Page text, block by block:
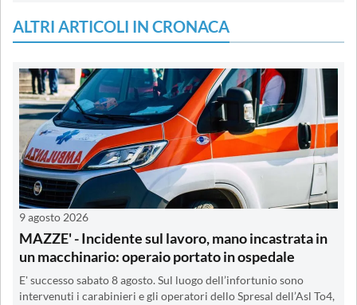
ALTRI ARTICOLI IN CRONACA
9 agosto 2026
MAZZE' - Incidente sul lavoro, mano incastrata in
un macchinario: operaio portato in ospedale
E' successo sabato 8 agosto. Sul luogo dell’infortunio sono
intervenuti i carabinieri e gli operatori dello Spresal dell’Asl To4,